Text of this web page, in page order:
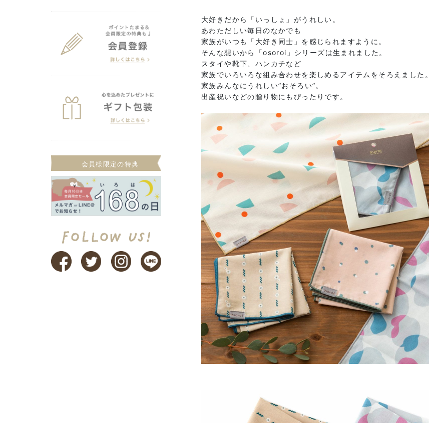
大好きだから「いっしょ」がうれしい。
あわただしい毎日のなかでも
家族がいつも「大好き同士」を感じられますように。
そんな想いから「osoroi」シリーズは生まれました。
スタイや靴下、ハンカチなど
家族でいろいろな組み合わせを楽しめるアイテムをそろえました。
家族みんなにうれしい”おそろい”。
出産祝いなどの贈り物にもぴったりです。
会員様限定の特典